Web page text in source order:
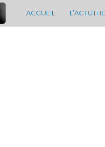
ACCUEIL